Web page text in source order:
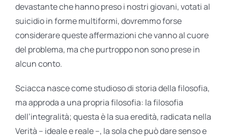
devastante che hanno preso i nostri giovani, votati al
suicidio in forme multiformi, dovremmo forse
considerare queste affermazioni che vanno al cuore
del problema, ma che purtroppo non sono prese in
alcun conto.
Sciacca nasce come studioso di storia della filosofia,
ma approda a una propria filosofia: la filosofia
dell’integralità; questa è la sua eredità, radicata nella
Verità – ideale e reale –, la sola che può dare senso e